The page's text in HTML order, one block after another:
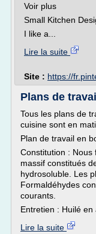
Voir plus
Small Kitchen
I like a...
Lire la suite
Site : https://
Plans de
Tous les plans de
cuisine sont en
Plan de travail en
Constitution : Nous
massif constitués
hydrosoluble. Les
Formaldéhydes
courants.
Entretien : Huilé en
Lire la suite